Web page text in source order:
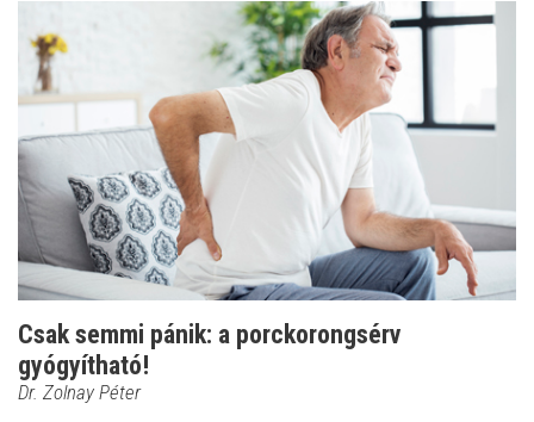
Csak semmi pánik: a porckorongsérv
gyógyítható!
Dr. Zolnay Péter